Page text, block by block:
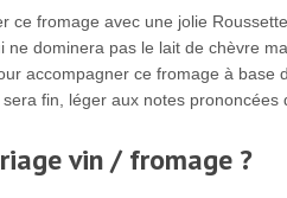
ce fromage avec une jolie
ne dominera pas le lait de chèvre
accompagner ce fromage à base
sera fin, léger aux notes prononcées
vin / fromage ?